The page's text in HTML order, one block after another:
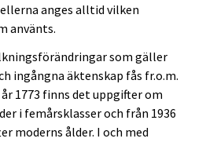
anges alltid vilken
använts.
som gäller
ingångna äktenskap fås fr.o.m.
år 1773 finns det uppgifter om
i femårsklasser och från 1936
moderns ålder. I och med